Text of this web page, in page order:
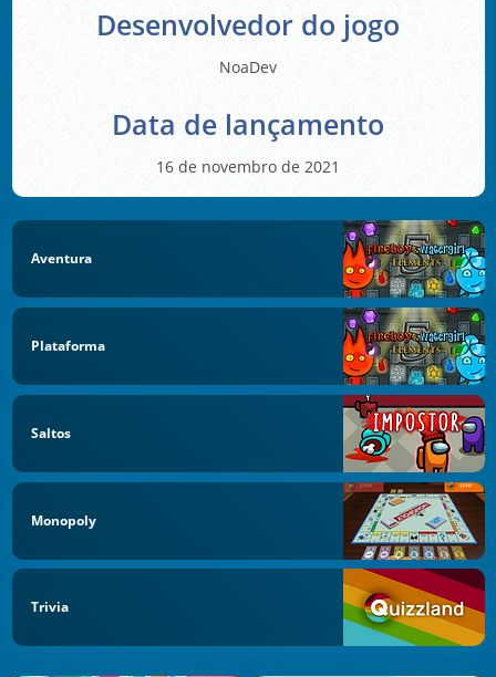
Desenvolvedor do jogo
NoaDev
Data de lançamento
16 de novembro de 2021
Aventura
Plataforma
Saltos
Monopoly
Trivia